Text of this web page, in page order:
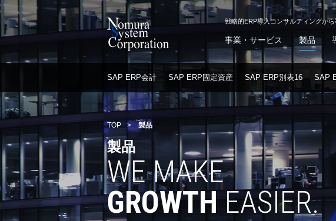
戦略的ERP導入コンサルティングか
事業・サービス 製品
SAP ERP会計 SAP ERP固定資産 SAP ERP別表16 SAP
TOP > 製品
製品
WE MAKE
GROWTHEASIER.